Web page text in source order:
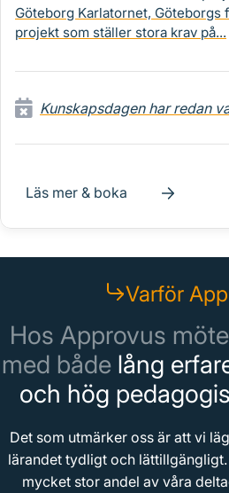
Göteborg Karlatornet, Göteborgs
projekt som ställer stora krav på...
Kunskapsdagen har redan
Läs mer & boka
Varför
Hos Approvus
med både lång
och hög
Det som utmärker oss är att vi
lärandet tydligt och
mycket stor andel av våra